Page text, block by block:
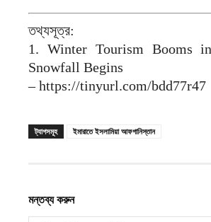
তথ্যসূত্র:
1. Winter Tourism Booms
Snowfall Begins
– https://tinyurl.com/bdd77r47
ট্যাগসমূহ ইমারাতে ইসলামিয়া আফগানিস্তান
মন্তব্য করুন